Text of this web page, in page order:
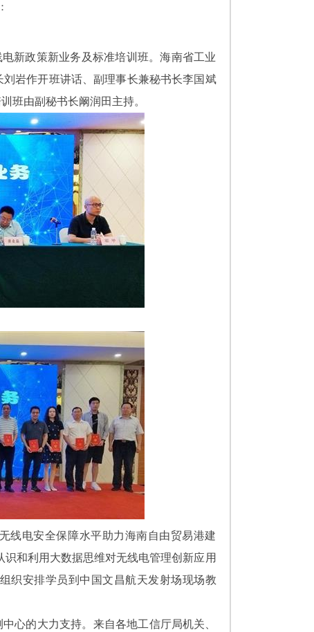
新政策新业务及标准培训班。海南省工业
岩作开班讲话、副理事长兼秘书长李国斌
班由副秘书长阚润田主持。
线电安全保障水平助力海南自由贸易港建
和利用大数据思维对无线电管理创新应用
织安排学员到中国文昌航天发射场现场教
心的大力支持。来自各地工信厅局机关、